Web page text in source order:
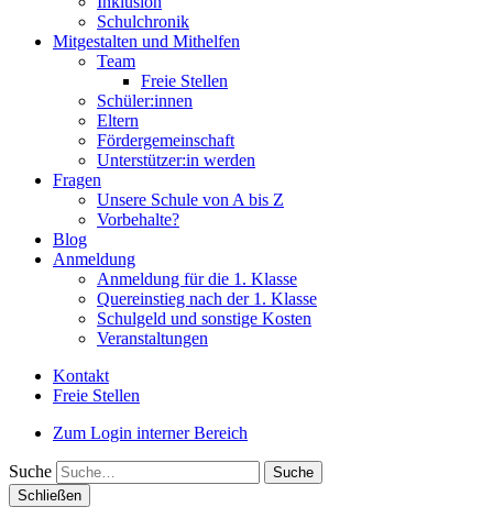
Schulchronik
Mitgestalten und Mithelfen
Team
Freie Stellen
Schüler:innen
Eltern
Fördergemeinschaft
Unterstützer:in werden
Fragen
Unsere Schule von A bis Z
Vorbehalte?
Blog
Anmeldung
Anmeldung für die 1. Klasse
Quereinstieg nach der 1. Klasse
Schulgeld und sonstige Kosten
Veranstaltungen
Kontakt
Freie Stellen
Zum Login interner Bereich
Suche
Schließen